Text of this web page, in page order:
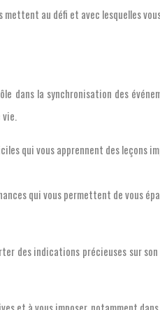
au défi et avec lesquelles
dans la synchronisation des
qui vous apprennent des leçons
qui vous permettent de vous
des indications précieuses sur